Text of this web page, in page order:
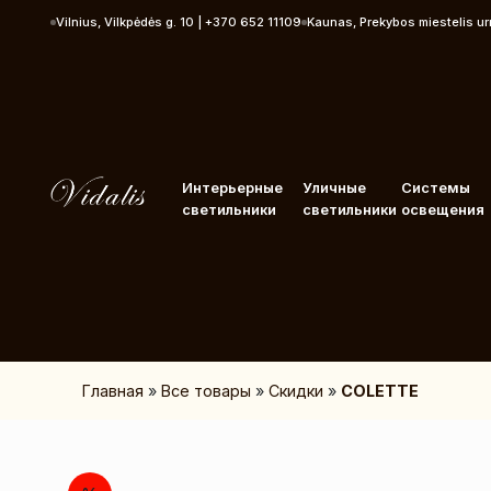
Vilnius, Vilkpėdės g. 10 | +370 652 11109 Kaunas, Prekybos miestelis
Интерьерные
светильники
Уличные
светильники
Системы
освещения
Главная » Все товары » Скидки » COLETTE